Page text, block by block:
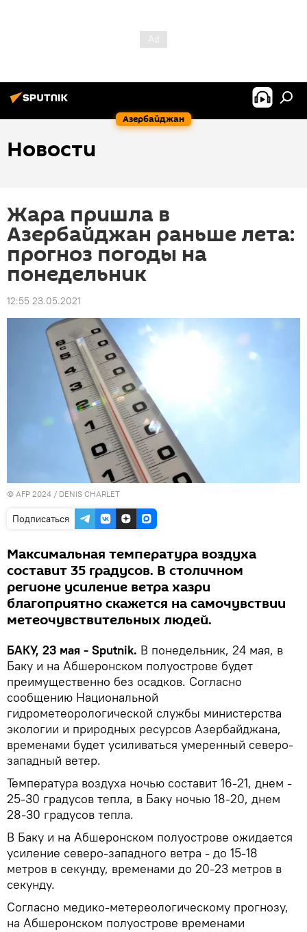
Азербайджан
Новости
Жара пришла в
Азербайджан раньше лета:
прогноз погоды на
понедельник
12:55 23.05.2021
© AFP 2024 / DENIS CHARLET
Подписаться
Максимальная температура воздуха
составит 35 градусов. В столичном
регионе усиление ветра хазри
благоприятно скажется на самочувствии
метеочувствительных людей.
БАКУ, 23 мая - Sputnik. В понедельник, 24 мая, в
Баку и на Абшеронском полуострове будет
преимущественно без осадков. Согласно
сообщению Национальной
гидрометеорологической службы министерства
экологии и природных ресурсов Азербайджана,
временами будет усиливаться умеренный северо-
западный ветер.
Температура воздуха ночью составит 16-21, днем -
25-30 градусов тепла, в Баку ночью 18-20, днем
28-30 градусов тепла.
В Баку и на Абшеронском полуострове ожидается
усиление северо-западного ветра - до 15-18
метров в секунду, временами до 20-23 метров в
секунду.
Согласно медико-метереологическому прогнозу,
на Абшеронском полуострове временами